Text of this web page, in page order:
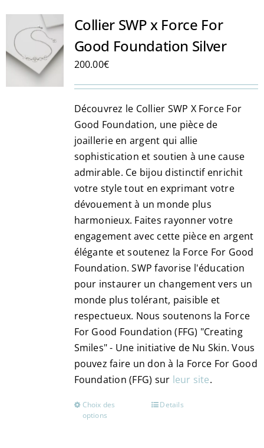
Les
peuvent
choisies
la
page
du
produit
Collier SWP x Force For
Good Foundation Silver
200.00€
Découvrez le Collier SWP X Force For
Good Foundation, une pièce de
joaillerie en argent qui allie
sophistication et soutien à une cause
admirable. Ce bijou distinctif enrichit
votre style tout en exprimant votre
dévouement à un monde plus
harmonieux. Faites rayonner votre
engagement avec cette pièce en argent
élégante et soutenez la Force For Good
Foundation. SWP favorise l'éducation
pour instaurer un changement vers un
monde plus tolérant, paisible et
respectueux. Nous soutenons la Force
For Good Foundation (FFG) "Creating
Smiles" - Une initiative de Nu Skin. Vous
pouvez faire un don à la Force For Good
Foundation (FFG) sur leur site.
Choix des
options
CeDetails